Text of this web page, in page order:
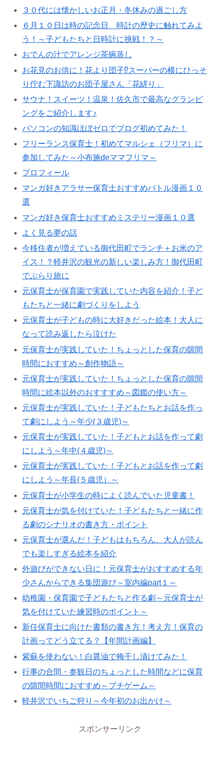
３０代には懐かしいお正月・冬休みの過ごし方
６月１０日は時の記念日 時計の歴史に触れてみよ
う！～子どもたちと日時計に挑戦！？～
おでんの汁でアレンジ茶碗蒸し
お花見のお供に！花より団子⁉スーパーの横にひっそ
り佇む下諏訪のお団子屋さん「花縒り」
サウナ！スイーツ！温泉！佐久市で最高なグランピ
ングをご紹介します♪
パソコンの知識ほぼゼロでブログ初めてみた！
フリーランス保育士！初めてマルシェ（フリマ）に
参加してみた～小布施deママフリマ～
プロフィール
マンガ好きアラサー保育士おすすめバトル漫画１０
選
マンガ好き保育士おすすめミステリー漫画１０選
よく見る夢の話
今移住者が増えている御代田町でランチ＋お米のア
イス！？軽井沢の観光の新しい楽しみ方！御代田町
でぶらり旅に
元保育士が保育園で実践していた内容を紹介！子ど
もたちと一緒に劇づくりをしよう
元保育士が子どもの時に大好きだった絵本！大人に
なって読み返したら泣けた
元保育士が実践していた！ちょっとした保育の隙間
時間におすすめ～創作物語～
元保育士が実践していた！ちょっとした保育の隙間
時間に絵本以外のおすすすめ～図鑑の使い方～
元保育士が実践していた！子どもたちとお話を作っ
て劇にしよう～年少(３歳児)～
元保育士が実践していた！子どもとお話を作って劇
にしよう～年中(４歳児)～
元保育士が実践していた！子どもとお話を作って劇
にしよう～年長(５歳児）～
元保育士が小学生の時によく読んでいた児童書！
元保育士が気を付けていた！子どもたちと一緒に作
る劇のシナリオの書き方・ポイント
元保育士が選んだ！子どもはもちろん、大人が読ん
でも楽しすぎる絵本を紹介
外遊びができない日に！元保育士がおすすめする年
少さんからできる集団遊び～室内編part１～
幼稚園・保育園で子どもたちと作る劇～元保育士が
気を付けていた練習時のポイント～
新任保育士に向けた書類の書き方！考え方！保育の
計画ってどう立てる？【年間計画編】
紫蘇を使わない！白醤油で梅干し漬けてみた！
行事の合間・参観日のちょっとした時間などに保育
の隙間時間におすすめ～プチゲーム～
軽井沢でいちご狩り～今年初のお出かけ～
スポンサーリンク